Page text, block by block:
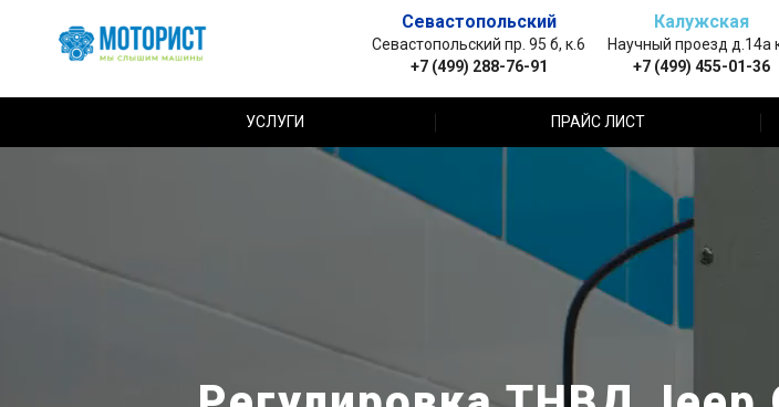
Севастопольский
Севастопольский пр. 95 б, к.6
+7 (499) 288-76-91
Калужская
Научный проезд д.14а
+7 (499) 455-01-36
УСЛУГИ ПРАЙС ЛИСТ